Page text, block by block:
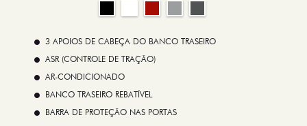
3 APOIOS DE CABEÇA DO BANCO TRASEIRO
ASR (CONTROLE DE TRAÇÃO)
AR-CONDICIONADO
BANCO TRASEIRO REBATÍVEL
BARRA DE PROTEÇÃO NAS PORTAS